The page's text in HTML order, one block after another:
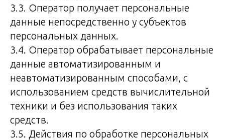
3.3. Оператор получает персональные
данные непосредственно у субъектов
персональных данных.
3.4. Оператор обрабатывает персональные
данные автоматизированным и
неавтоматизированным способами, с
использованием средств вычислительной
техники и без использования таких
средств.
3.5. Действия по обработке персональных